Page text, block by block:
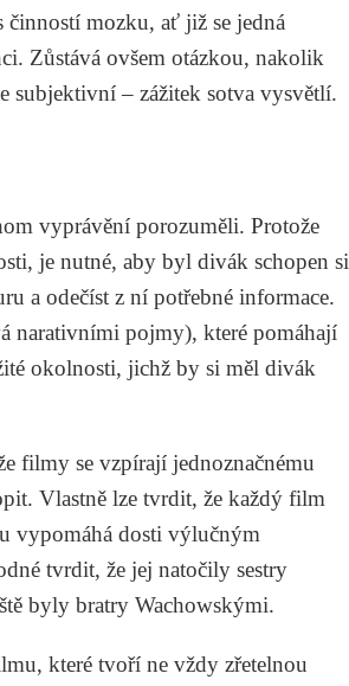
mozku, ať již se jedná
Zůstává ovšem otázkou, nakolik
subjektivní – zážitek sotva vysvětlí.
vyprávění porozuměli. Protože
je nutné, aby byl divák schopen si
a odečíst z ní potřebné informace.
narativními pojmy), které pomáhají
okolnosti, jichž by si měl divák
filmy se vzpírají jednoznačnému
Vlastně lze tvrdit, že každý film
vypomáhá dosti výlučným
tvrdit, že jej natočily sestry
byly bratry Wachowskými.
které tvoří ne vždy zřetelnou